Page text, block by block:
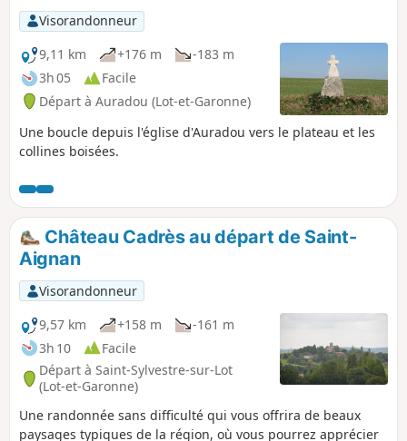
Visorandonneur
9,11 km
+176 m
-183 m
3h 05
Facile
Départ à Auradou (Lot-et-Garonne)
Une boucle depuis l'église d'Auradou vers le plateau et les
collines boisées.
Château Cadrès au départ de Saint-
Aignan
Visorandonneur
9,57 km
+158 m
-161 m
3h 10
Facile
Départ à Saint-Sylvestre-sur-Lot
(Lot-et-Garonne)
Une randonnée sans difficulté qui vous offrira de beaux
paysages typiques de la région, où vous pourrez apprécier